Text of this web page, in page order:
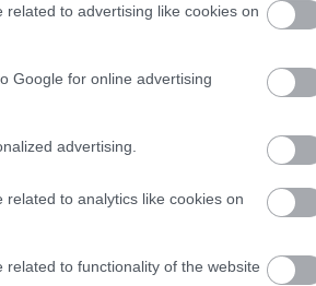
to advertising like cookies on
Google for online advertising
advertising.
to analytics like cookies on
to functionality of the website
και τις επικουρικές
ΟΑΕΕ, ΟΓΑ, ΝΑΤ, ΕΤΑΑ,